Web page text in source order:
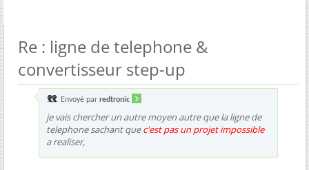
Re : ligne de telephone &
convertisseur step-up
Envoyé par redtronic
je vais chercher un autre moyen autre que la ligne de
telephone sachant quec'est pas un projet impossible
a realiser,